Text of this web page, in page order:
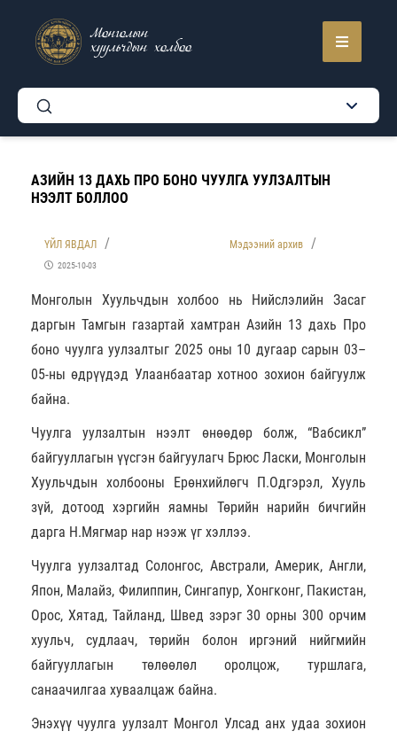
Монголын
хуульчдын холбоо
АЗИЙН 13 ДАХЬ ПРО БОНО ЧУУЛГА УУЛЗАЛТЫН
НЭЭЛТ БОЛЛОО
ҮЙЛ ЯВДАЛ Мэдээний архив
2025-10-03
Монголын Хуульчдын холбоо нь Нийслэлийн Засаг
даргын Тамгын газартай хамтран Азийн 13 дахь Про
боно чуулга уулзалтыг 2025 оны 10 дугаар сарын 03–
05-ны өдрүүдэд Улаанбаатар хотноо зохион байгуулж
байна.
Чуулга уулзалтын нээлт өнөөдөр болж, “Вабсикл”
байгууллагын үүсгэн байгуулагч Брюс Ласки, Монголын
Хуульчдын холбооны Ерөнхийлөгч П.Одгэрэл, Хууль
зүй, дотоод хэргийн яамны Төрийн нарийн бичгийн
дарга Н.Мягмар нар нээж үг хэллээ.
Чуулга уулзалтад Солонгос, Австрали, Америк, Англи,
Япон, Малайз, Филиппин, Сингапур, Хонгконг, Пакистан,
Орос, Хятад, Тайланд, Швед зэрэг 30 орны 300 орчим
хуульч, судлаач, төрийн болон иргэний нийгмийн
байгууллагын төлөөлөл оролцож, туршлага,
санаачилгаа хуваалцаж байна.
Энэхүү чуулга уулзалт Монгол Улсад анх удаа зохион